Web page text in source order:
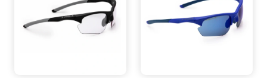
Bảo vệ UV:100% chống tia UVA & UVB